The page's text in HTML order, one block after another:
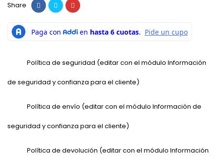
Share
Política de seguridad (editar con el módulo Información
de seguridad y confianza para el cliente)
Política de envío (editar con el módulo Información de
seguridad y confianza para el cliente)
Política de devolución (editar con el módulo Información